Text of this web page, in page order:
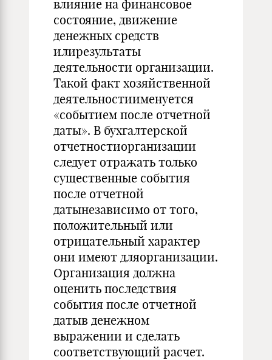
влияние на финансовое
состояние, движение
денежных средств
илирезультаты
деятельности организации.
Такой факт хозяйственной
деятельностиименуется
«событием после отчетной
даты». В бухгалтерской
отчетностиорганизации
следует отражать только
существенные события
после отчетной
датынезависимо от того,
положительный или
отрицательный характер
они имеют дляорганизации.
Организация должна
оценить последствия
события после отчетной
датыв денежном
выражении и сделать
соответствующий расчет.